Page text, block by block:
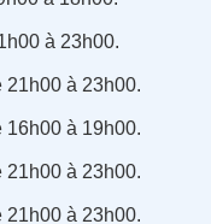
à 23h00.
21h00 à 23h00.
16h00 à 19h00.
21h00 à 23h00.
21h00 à 23h00.